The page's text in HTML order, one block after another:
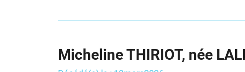
Micheline THIRIOT, née